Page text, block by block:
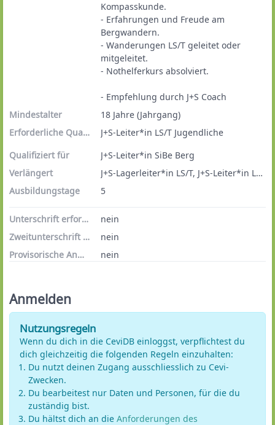
Kompasskunde.
- Erfahrungen und Freude am
Bergwandern.
- Wanderungen LS/T geleitet oder
mitgeleitet.
- Nothelferkurs absolviert.
- Empfehlung durch J+S Coach
Mindestalter
18 Jahre (Jahrgang)
Erforderliche Qualifikationen
J+S-Leiter*in LS/T Jugendliche
Qualifiziert für
J+S-Leiter*in SiBe Berg
Verlängert
J+S-Lagerleiter*in LS/T, J+S-Leiter*in LS/T Jugendliche , J+S-Leiter*in LS/T Kinder, J+S-Leiter*in SiBe Wasser, J+S-Leiter*in SiBe Winter
Ausbildungstage
5
Unterschrift erforderlich
nein
Zweitunterschrift erforderlich
nein
Provisorische Anmeldungen
nein
Anmelden
Nutzungsregeln
Wenn du dich in die CeviDB einloggst, verpflichtest du
dich gleichzeitig die folgenden Regeln einzuhalten:
Du nutzt deinen Zugang ausschliesslich zu Cevi-
Zwecken.
Du bearbeitest nur Daten und Personen, für die du
zuständig bist.
Du hältst dich an die Anforderungen des